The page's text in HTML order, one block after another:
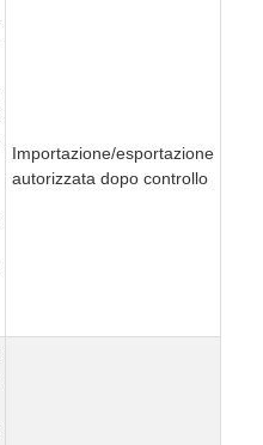
Importazione/esportazione
autorizzata dopo controllo